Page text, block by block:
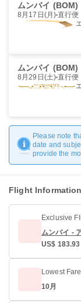
ムンバイ (BOM)
8月17日(月) 直行便
ムンバイ (BOM)
8月29日(土) 直行便
Please note
date and
provide the
Flight Information
Exclusive
ムンバイ -
US$ 183.93
Lowest
10月